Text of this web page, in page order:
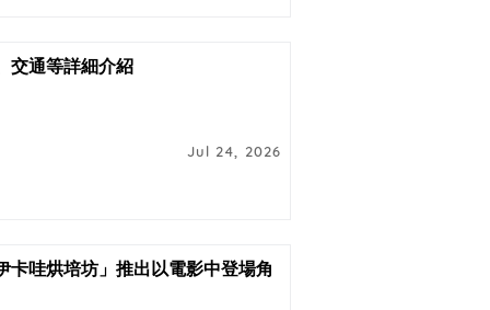
交通等詳細介紹
Jul 24, 2026
卡哇烘培坊」推出以電影中登場角